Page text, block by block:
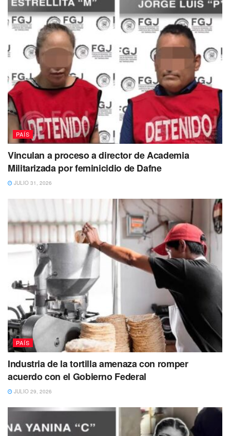
PAÍS
Vinculan a proceso a director de Academia
Militarizada por feminicidio de Dafne
JULIO 31, 2026
PAÍS
Industria de la tortilla amenaza con romper
acuerdo con el Gobierno Federal
JULIO 29, 2026